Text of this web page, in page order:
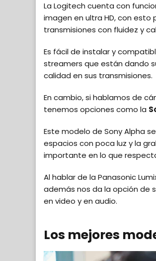
La Logitech cuenta con
imagen en ultra HD, con
transmisiones con fluidez y
Es fácil de instalar y
streamers que están dando
calidad en sus transmisiones.
En cambio, si hablamos de
tenemos opciones como la
Este modelo de Sony Alpha
espacios con poca luz y la
importante en lo que
Al hablar de la Panasonic
además nos da la opción de
en video y en audio.
Los mejores